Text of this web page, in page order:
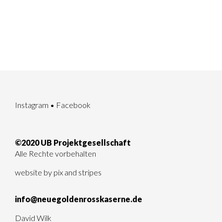
Instagram • Facebook
©2020 UB Projektgesellschaft
Alle Rechte vorbehalten
website by pix and stripes
info@neuegoldenrosskaserne.de
David Wilk